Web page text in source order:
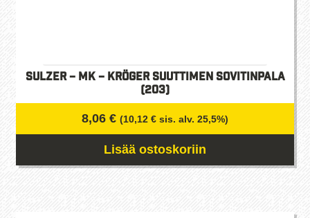
Sulzer – MK – Kröger Suuttimen sovitinpala
(203)
8,06 € (10,12 € sis. alv. 25,5%)
Lisää ostoskoriin